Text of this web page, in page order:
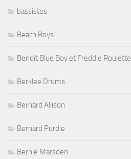
bassistes
Beach Boys
Benoit Blue Boy et Freddie Roulette
Berklee Drums
Bernard Allison
Bernard Purdie
Bernie Marsden